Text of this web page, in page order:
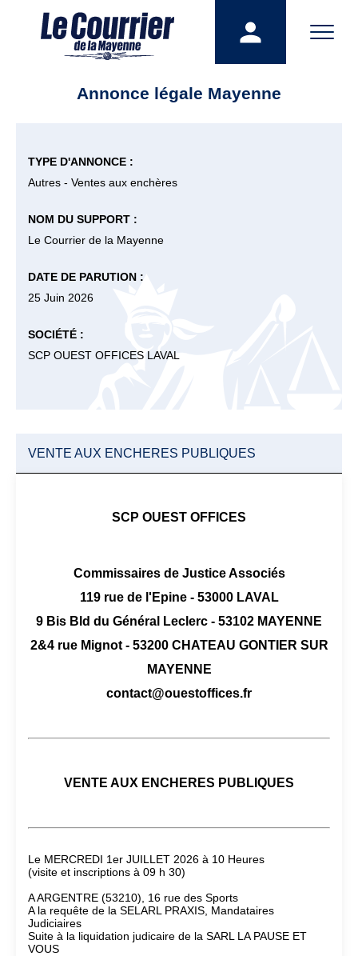
Annonce légale Mayenne
TYPE D'ANNONCE :
Autres - Ventes aux enchères
NOM DU SUPPORT :
Le Courrier de la Mayenne
DATE DE PARUTION :
25 Juin 2026
SOCIÉTÉ :
SCP OUEST OFFICES LAVAL
VENTE AUX ENCHERES PUBLIQUES
SCP OUEST OFFICES
Commissaires de Justice Associés
119 rue de l'Epine - 53000 LAVAL
9 Bis Bld du Général Leclerc - 53102 MAYENNE
2&4 rue Mignot - 53200 CHATEAU GONTIER SUR
MAYENNE
contact@ouestoffices.fr
VENTE AUX ENCHERES PUBLIQUES
Le MERCREDI 1er JUILLET 2026 à 10 Heures
(visite et inscriptions à 09 h 30)
A ARGENTRE (53210), 16 rue des Sports
A la requête de la SELARL PRAXIS, Mandataires
Judiciaires
Suite à la liquidation judicaire de la SARL LA PAUSE ET
VOUS